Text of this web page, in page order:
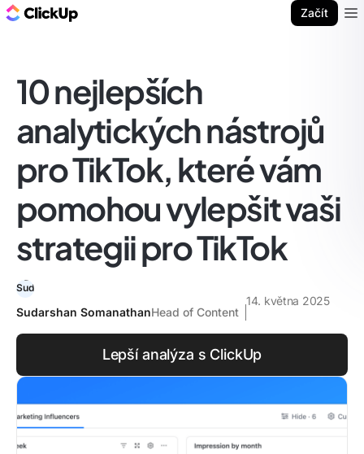
Začít
10 nejlepších
analytických nástrojů
pro TikTok, které vám
pomohou vylepšit vaši
strategii pro TikTok
Sudarshan SomanathanHead of Content
14. května 2025
Lepší analýza s ClickUp